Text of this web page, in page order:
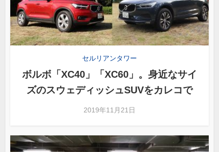
セルリアンタワー
ボルボ「XC40」「XC60」。身近なサイ
ズのスウェディッシュSUVをカレコで
2019年11月21日